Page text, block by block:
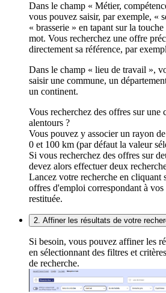
Dans le champ « Métier,
vous pouvez saisir, par exemple, «
« brasserie » en tapant sur la
mot. Vous recherchez une offre
directement sa référence, par
Dans le champ « lieu de travail »,
saisir une commune, un
un continent.
Vous recherchez des offres sur une
alentours ?
Vous pouvez y associer un rayon
0 et 100 km (par défaut la valeur
Si vous recherchez des offres sur
devez alors effectuer deux
Lancez votre recherche en cliquant
offres d'emploi correspondant à vos
restituée.
2. Affiner les résultats de votre
Si besoin, vous pouvez affiner les
en sélectionnant des filtres et
de recherche.